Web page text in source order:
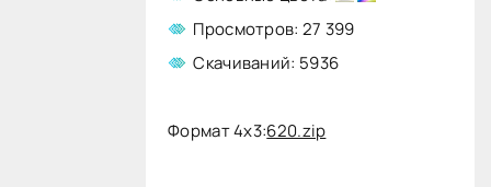
Просмотров: 27 399
Скачиваний: 5936
Формат 4x3:620.zip